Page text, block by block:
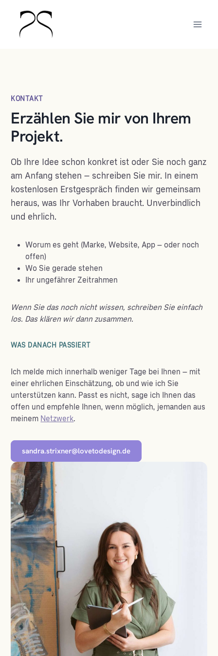
springen
KONTAKT
Erzählen Sie mir von Ihrem
Projekt.
Ob Ihre Idee schon konkret ist oder Sie noch ganz
am Anfang stehen – schreiben Sie mir. In einem
kostenlosen Erstgespräch finden wir gemeinsam
heraus, was Ihr Vorhaben braucht. Unverbindlich
und ehrlich.
Worum es geht (Marke, Website, App – oder noch
offen)
Wo Sie gerade stehen
Ihr ungefährer Zeitrahmen
Wenn Sie das noch nicht wissen, schreiben Sie einfach
los. Das klären wir dann zusammen.
WAS DANACH PASSIERT
Ich melde mich innerhalb weniger Tage bei Ihnen – mit
einer ehrlichen Einschätzung, ob und wie ich Sie
unterstützen kann. Passt es nicht, sage ich Ihnen das
offen und empfehle Ihnen, wenn möglich, jemanden aus
meinem Netzwerk.
sandra.strixner@lovetodesign.de